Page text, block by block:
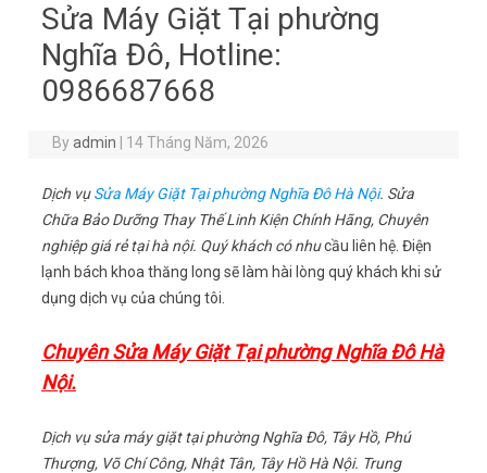
Sửa Máy Giặt Tại phường
Nghĩa Đô, Hotline:
0986687668
Byadmin 14 Tháng Năm, 2026
Dịch vụSửa Máy Giặt Tại phường Nghĩa Đô Hà Nội. Sửa
Chữa Bảo Dưỡng Thay Thế Linh Kiện Chính Hãng, Chuyên
nghiệp giá rẻ tại hà nội. Quý khách có nhucầu liên hệ. Điện
lạnh bách khoa thăng long sẽ làm hài lòng quý khách khi sử
dụng dịch vụ của chúng tôi.
Chuyên Sửa Máy Giặt Tại phường Nghĩa Đô Hà
Nội.
Dịch vụ sửa máy giặt tại phường Nghĩa Đô, Tây Hồ, Phú
Thượng, Võ Chí Công, Nhật Tân, Tây Hồ Hà Nội. Trung